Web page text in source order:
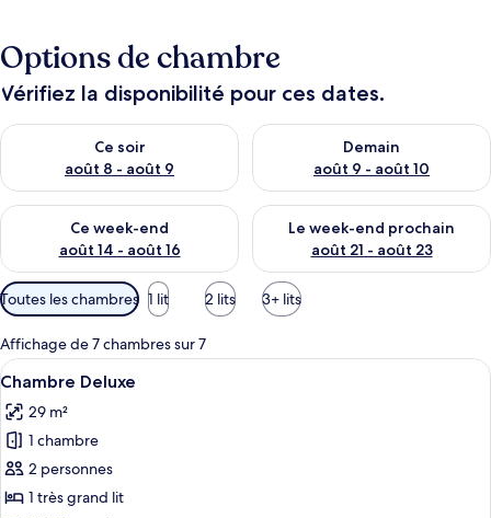
Options de chambre
Vérifiez la disponibilité pour ces dates.
Ce soir
août 8 - août 9
Vérifier la disponibilité pour ce soir août 8 - août 9
Demain
août 9 - août 10
Vérifier la disponibilité pour
Ce week-end
août 14 - août 16
Vérifier la disponibilité pour ce week-end août 14 - août 16
Le week-end prochain
août 21 - août 23
Vérifier la disponibilité pour
Filtres
disponibles
pour
les
chambres
Toutes les chambres 1 lit 2 lits 3+ lits
Affichage de 7 chambres sur 7
Afficher
toutes
les
photos
pour
ce
Une chambre d’hôtel avec un grand
5
Chambre Deluxe
29 m²
1 chambre
2 personnes
1 très grand lit